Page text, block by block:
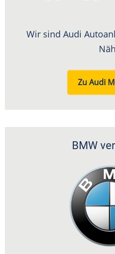
Wir sind Audi
Zu Audi
BMW